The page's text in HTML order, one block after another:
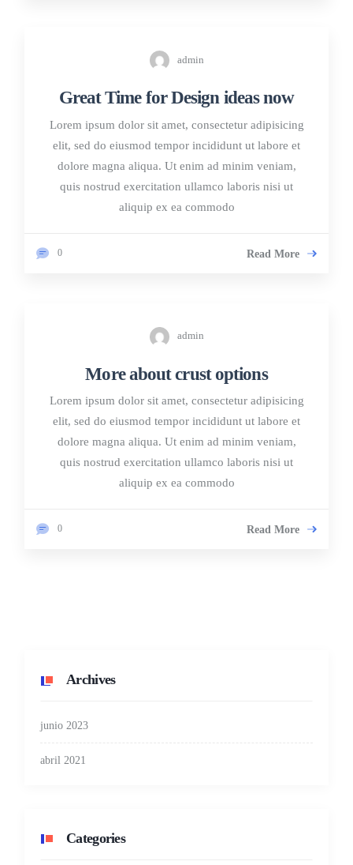
admin
Great Time for Design ideas now
Lorem ipsum dolor sit amet, consectetur adipisicing
elit, sed do eiusmod tempor incididunt ut labore et
dolore magna aliqua. Ut enim ad minim veniam,
quis nostrud exercitation ullamco laboris nisi ut
aliquip ex ea commodo
0 Read More
admin
More about crust options
Lorem ipsum dolor sit amet, consectetur adipisicing
elit, sed do eiusmod tempor incididunt ut labore et
dolore magna aliqua. Ut enim ad minim veniam,
quis nostrud exercitation ullamco laboris nisi ut
aliquip ex ea commodo
0 Read More
Archives
junio 2023
abril 2021
Categories